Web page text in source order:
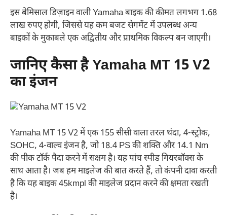
इस बेमिसाल डिज़ाइन वाली Yamaha बाइक की कीमत लगभग 1.68
लाख रुपए होगी, जिससे यह कम बजट सेगमेंट में उपलब्ध अन्य
बाइकों के मुकाबले एक अद्वितीय और प्राथमिक विकल्प बन जाएगी।
जानिए कैसा है Yamaha MT 15 V2
का इंजन
Yamaha MT 15 V2 में एक 155 सीसी वाला तरल थंदा, 4-स्ट्रोक,
SOHC, 4-वाल्व इंजन है, जो 18.4 PS की शक्ति और 14.1 Nm
की पीक टॉर्क पैदा करने में सक्षम है। यह पांच स्पीड गियरबॉक्स के
साथ आता है। जब हम माइलेज की बात करते हैं, तो कंपनी दावा करती
है कि यह बाइक 45kmpl की माइलेज प्रदान करने की क्षमता रखती
है।